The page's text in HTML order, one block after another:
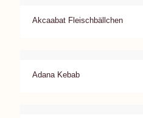
Akcaabat Fleischbällchen
Adana Kebab